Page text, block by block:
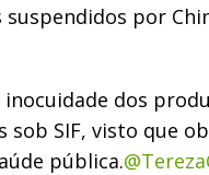
por
inocuidade dos
sob SIF, visto que
pública.